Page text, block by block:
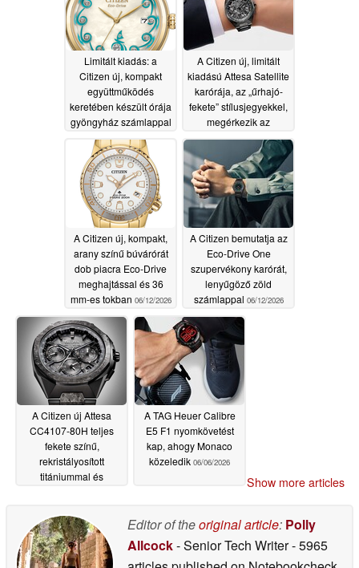
Limitált kiadás: a
Citizen új, kompakt
együttműködés
keretében készült órája
gyöngyház számlappal
és Eco-Drive
technológiával jelenik
meg06/16/2026
A Citizen új, limitált
kiadású Attesa Satellite
karórája, az „űrhajó-
fekete” stílusjegyekkel,
megérkezik az
Egyesült Államokba és
az Egyesült
Királyságba06/12/2026
A Citizen új, kompakt,
arany színű búvárórát
dob piacra Eco-Drive
meghajtással és 36
mm-es tokban 06/12/2026
A Citizen bemutatja az
Eco-Drive One
szupervékony karórát,
lenyűgöző zöld
számlappal 06/12/2026
A Citizen új Attesa
CC4107-80H teljes
fekete színű,
rekristályosított
titániummal és
A TAG Heuer Calibre
E5 F1 nyomkövetést
kap, ahogy Monaco
közeledik 06/06/2026
Show more articles
Editor of theoriginal article: Polly
Allcock- Senior Tech Writer- 5965